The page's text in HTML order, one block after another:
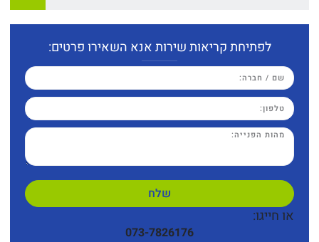
לפתיחת קריאות שירות אנא השאירו פרטים:
שלח
או חייגו:
073-7826176